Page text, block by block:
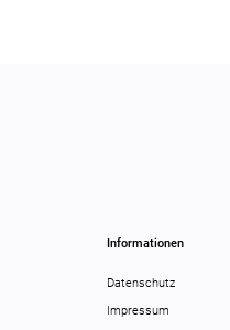
Informationen
Datenschutz
Impressum